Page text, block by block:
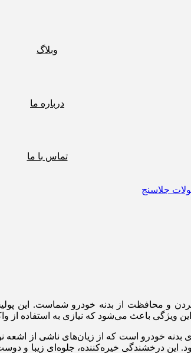
وبلاگ
درباره ما
تماس با ما
جلاسنج
و محافظت از بدنه خودرو شماست. این
ویژگی باعث می‌شود که نیازی به استفاده از
بدنه خودرو است که از زیان‌های ناشی از
این درخشندگی خیره‌کننده، جلوه‌ای زیبا و